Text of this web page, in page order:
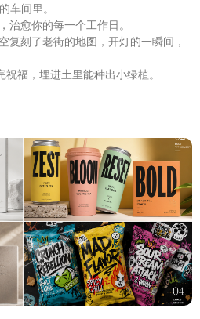
车间里。
治愈你的每一个工作日。
复刻了老街的地图，开灯的一瞬间，
福，埋进土里能种出小绿植。